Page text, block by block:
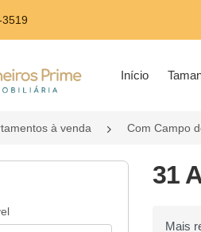
Início
à venda Com Campo
31
Ordenar